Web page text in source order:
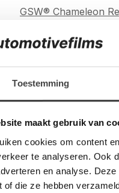
Toestemming
maakt gebruik van
cookies om content
te analyseren. Ook
en analyse.
of die ze hebben
GSW® Chameleon